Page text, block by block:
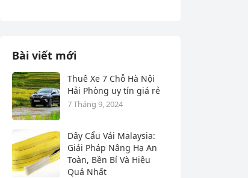
Bài viết mới
Thuê Xe 7 Chỗ Hà Nội
Hải Phòng uy tín giá rẻ
7 Tháng 9, 2024
Dây Cẩu Vải Malaysia:
Giải Pháp Nâng Hạ An
Toàn, Bền Bỉ Và Hiệu
Quả Nhất